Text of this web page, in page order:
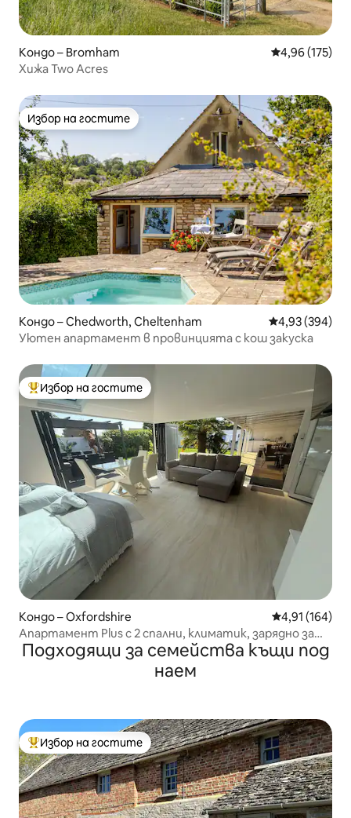
Кондо – Bromham Средна
4,96 (175)
Хижа Two Acres
Избор на гостите
Избор на гостите
Кондо – Chedworth, Cheltenham Средна
4,93 (394)
Уютен апартамент в провинцията с кош закуска
Най-популярен избор на гостите
Избор на гостите
Кондо – Oxfordshire Средна
4,91 (164)
Апартамент Plus с 2 спални, климатик, зарядно за
електромобил, сейф и паркинг
Подходящи за семейства къщи под
наем
Най-популярен избор на гостите
Избор на гостите